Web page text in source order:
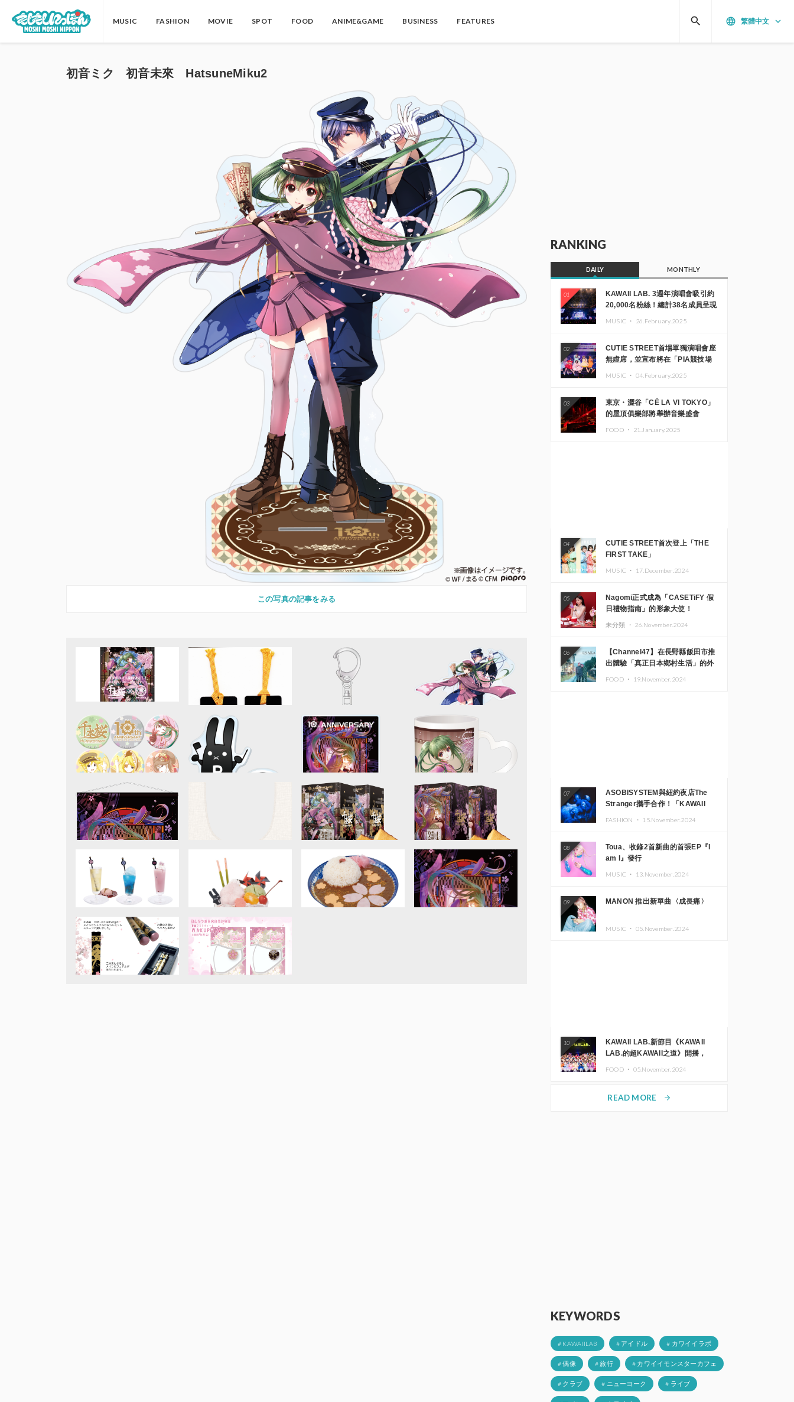
MUSIC FASHION MOVIE SPOT FOOD ANIME&GAME BUSINESS FEATURES language 繁體中文 keyboard_arrow_down
search
初音ミク 初音未來 HatsuneMiku2
この写真の記事をみる
RANKING
DAILY MONTHLY
01
KAWAII LAB. 3週年演唱會吸引約
20,000名粉絲！總計38名成員呈現
MUSIC ・ 26.February.2025
02
CUTIE STREET首場單獨演唱會座
無虛席，並宣布將在「PIA競技場
MUSIC ・ 04.February.2025
03
東京・澀谷「CÉ LA VI TOKYO」
的屋頂俱樂部將舉辦音樂盛會
FOOD ・ 21.January.2025
04
CUTIE STREET首次登上「THE
FIRST TAKE」
MUSIC ・ 17.December.2024
05
Nagomi正式成為「CASETiFY 假
日禮物指南」的形象大使！
未分類 ・ 26.November.2024
06
【Channel47】在長野縣飯田市推
出體驗「真正日本鄉村生活」的外
FOOD ・ 19.November.2024
07
ASOBISYSTEM與紐約夜店The
Stranger攜手合作！「KAWAII
FASHION ・ 15.November.2024
08
Toua、收錄2首新曲的首張EP『I
am I』發行
MUSIC ・ 13.November.2024
09 MANON 推出新單曲〈成長痛〉
MUSIC ・ 05.November.2024
10
KAWAII LAB.新節目《KAWAII
LAB.的超KAWAII之道》開播，
FOOD ・ 05.November.2024
READ MORE arrow_forward
KEYWORDS
# KAWAIILAB # アイドル # カワイイラボ
# 偶像 # 旅行 # カワイイモンスターカフェ
# クラブ # ニューヨーク # ライブ